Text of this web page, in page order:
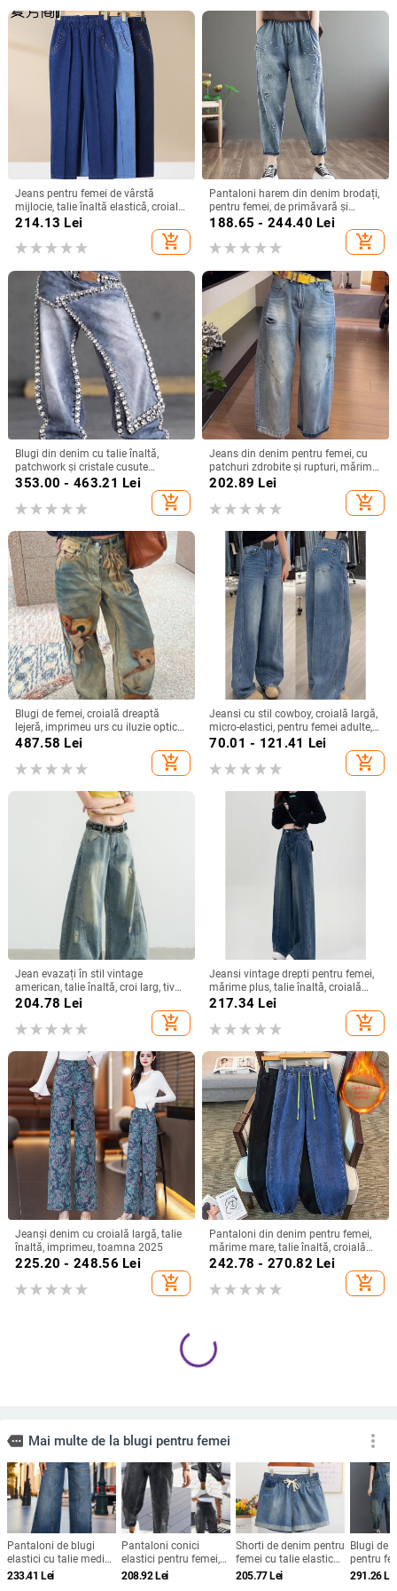
Jeans pentru femei de vârstă
mijlocie, talie înaltă elastică, croială
dreaptă, lungime ¾, largi,
214.13 Lei
add_shopping_cart
Pantaloni harem din denim brodați,
pentru femei, de primăvară și
toamnă, lejeri, plus mărime, cu talie
elastică, retro, distressed, casual,
crop
188.65 - 244.40 Lei
add_shopping_cart
Blugi din denim cu talie înaltă,
patchwork și cristale cusute
manual, drepti, largi pentru femei,
353.00 - 463.21 Lei
add_shopping_cart
Jeans din denim pentru femei, cu
patchuri zdrobite și rupturi, mărime
plus, vară 2025, stil nou, croială
202.89 Lei
add_shopping_cart
Blugi de femei, croială dreaptă
lejeră, imprimeu urs cu iluzie optică,
toamnă–iarna 2025
487.58 Lei
add_shopping_cart
Jeansi cu stil cowboy, croială largă,
micro-elastici, pentru femei adulte,
iarna 2025
70.01 - 121.41 Lei
add_shopping_cart
Jean evazați în stil vintage
american, talie înaltă, croi larg, tiv
curbat, pentru femei
204.78 Lei
add_shopping_cart
Jeansi vintage drepti pentru femei,
mărime plus, talie înaltă, croială
lejeră, siluetă pară, pantaloni largi
217.34 Lei
add_shopping_cart
Jeanși denim cu croială largă, talie
înaltă, imprimeu, toamna 2025
225.20 - 248.56 Lei
add_shopping_cart
Pantaloni din denim pentru femei,
mărime mare, talie înaltă, croială
lejeră, casual și de lucru
242.78 - 270.82 Lei
add_shopping_cart
Blugi HK6613 pentru femei cu
franjuri rupți, blugi la modă
stradală
314.17Lei
add_shopping_cart
Blugi de mărime mare pentru femei,
primăvara 2024, pantaloni lejeri,
slim fit, cu bretele, pentru femei mici
291.26Lei
add_shopping_cart